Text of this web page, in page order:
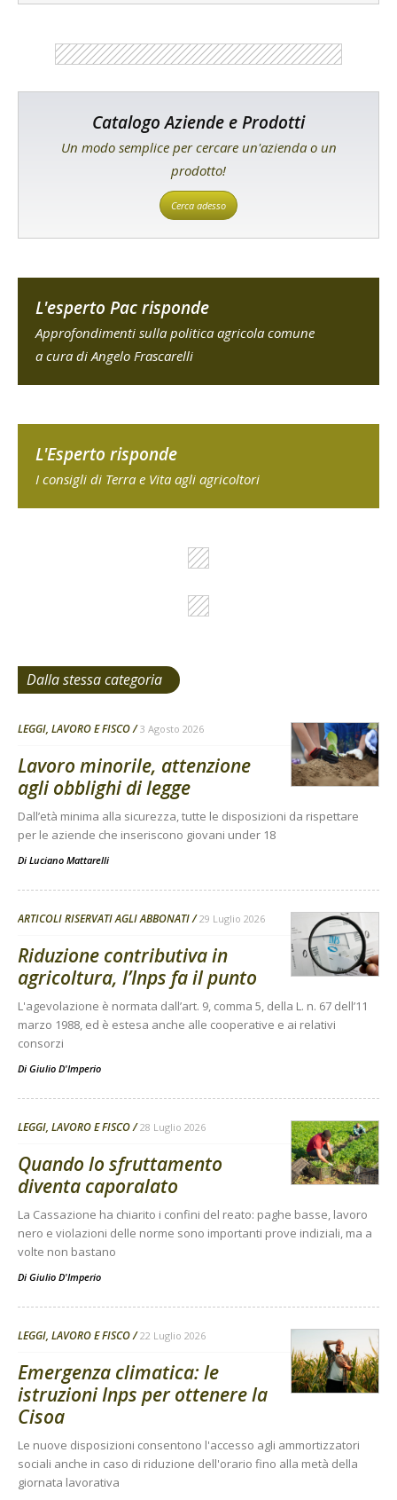
Catalogo Aziende e Prodotti
Un modo semplice per cercare un'azienda o un
prodotto!
Cerca adesso
L'esperto Pac risponde
Approfondimenti sulla politica agricola comune
a cura di Angelo Frascarelli
L'Esperto risponde
I consigli di Terra e Vita agli agricoltori
Dalla stessa categoria
LEGGI, LAVORO E FISCO 3 Agosto 2026
Lavoro minorile, attenzione
agli obblighi di legge
Dall’età minima alla sicurezza, tutte le disposizioni da rispettare
per le aziende che inseriscono giovani under 18
Di Luciano Mattarelli
ARTICOLI RISERVATI AGLI ABBONATI 29 Luglio 2026
Riduzione contributiva in
agricoltura, l’Inps fa il punto
L'agevolazione è normata dall’art. 9, comma 5, della L. n. 67 dell’11
marzo 1988, ed è estesa anche alle cooperative e ai relativi
consorzi
Di Giulio D'Imperio
LEGGI, LAVORO E FISCO 28 Luglio 2026
Quando lo sfruttamento
diventa caporalato
La Cassazione ha chiarito i confini del reato: paghe basse, lavoro
nero e violazioni delle norme sono importanti prove indiziali, ma a
volte non bastano
Di Giulio D'Imperio
LEGGI, LAVORO E FISCO 22 Luglio 2026
Emergenza climatica: le
istruzioni Inps per ottenere la
Cisoa
Le nuove disposizioni consentono l'accesso agli ammortizzatori
sociali anche in caso di riduzione dell'orario fino alla metà della
giornata lavorativa